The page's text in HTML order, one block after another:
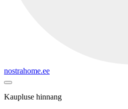
nostrahome.ee
Kaupluse hinnang